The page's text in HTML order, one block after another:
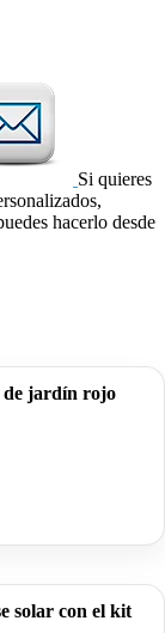
Si quieres
hacerlo desde
jardín rojo
solar con el kit